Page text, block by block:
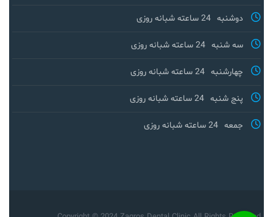
دوشنبه 24 ساعته شبانه روزی
سه شنبه 24 ساعته شبانه روزی
چهارشنبه 24 ساعته شبانه روزی
پنج شنبه 24 ساعته شبانه روزی
جمعه 24 ساعته شبانه روزی